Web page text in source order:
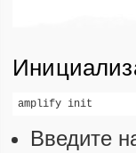
amplify init
Введите